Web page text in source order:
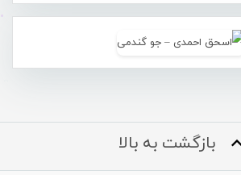
بازگشت به بالا